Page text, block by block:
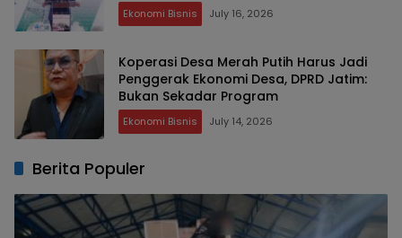
Ekonomi Bisnis July 16, 2026
Koperasi Desa Merah Putih Harus Jadi
Penggerak Ekonomi Desa, DPRD Jatim:
Bukan Sekadar Program
Ekonomi Bisnis July 14, 2026
Berita Populer